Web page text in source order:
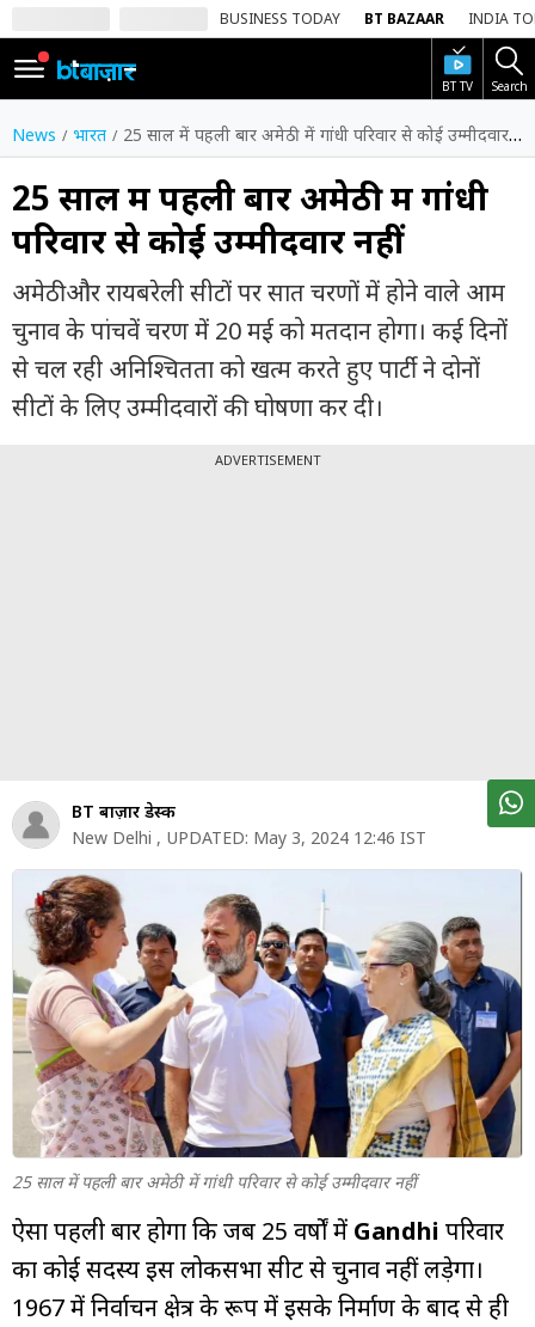
BUSINESS TODAY BT BAZAAR INDIA
BT TV Search
SIGN
IN
Dark
Mode
होम
शेयर
बाज़ार
वीडियो
ट्रेंडिंग
शेयर
बाज़ार
ट्रेंडिंग
बिजनेस
न्यूज
वीडियो
म्यूचुअल
फंड
News भारत 25 साल में पहली बार अमेठी में गांधी परिवार से कोई उम्मीदवार नहीं
25 साल में पहली बार अमेठी में गांधी
परिवार से कोई उम्मीदवार नहीं
अमेठी और रायबरेली सीटों पर सात चरणों में होने वाले आम
चुनाव के पांचवें चरण में 20 मई को मतदान होगा। कई दिनों
से चल रही अनिश्चितता को खत्म करते हुए पार्टी ने दोनों
सीटों के लिए उम्मीदवारों की घोषणा कर दी।
ADVERTISEMENT
BT बाज़ार डेस्क
New Delhi , UPDATED: May 3, 2024 12:46 IST
25 साल में पहली बार अमेठी में गांधी परिवार से कोई उम्मीदवार नहीं
ऐसा पहली बार होगा कि जब 25 वर्षों में Gandhi परिवार
का कोई सदस्य इस लोकसभा सीट से चुनाव नहीं लड़ेगा।
1967 में निर्वाचन क्षेत्र के रूप में इसके निर्माण के बाद से ही